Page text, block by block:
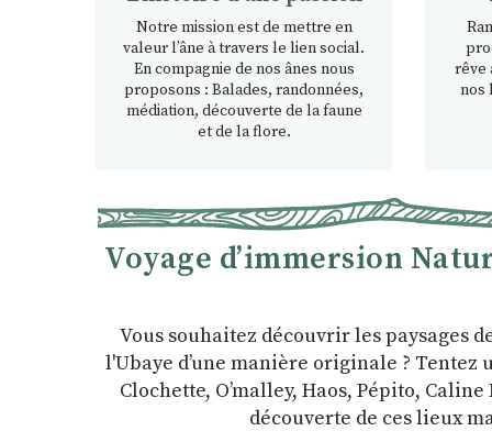
Notre mission est de mettre en
valeur l’âne à travers le lien social.
En compagnie de nos ânes nous
proposons : Balades, randonnées,
médiation, découverte de la faune
et de la flore.
rêve
nos
Voyage d’immersion
Vous souhaitez découvrir les paysages
l'Ubaye dʼune manière originale ?
Clochette, Oʼmalley, Haos, Pépito,
découverte de ces lieux